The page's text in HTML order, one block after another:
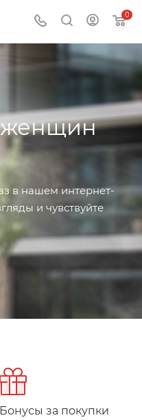
0
женщин
в нашем интернет-
и чувствуйте
Бонусы за покупки